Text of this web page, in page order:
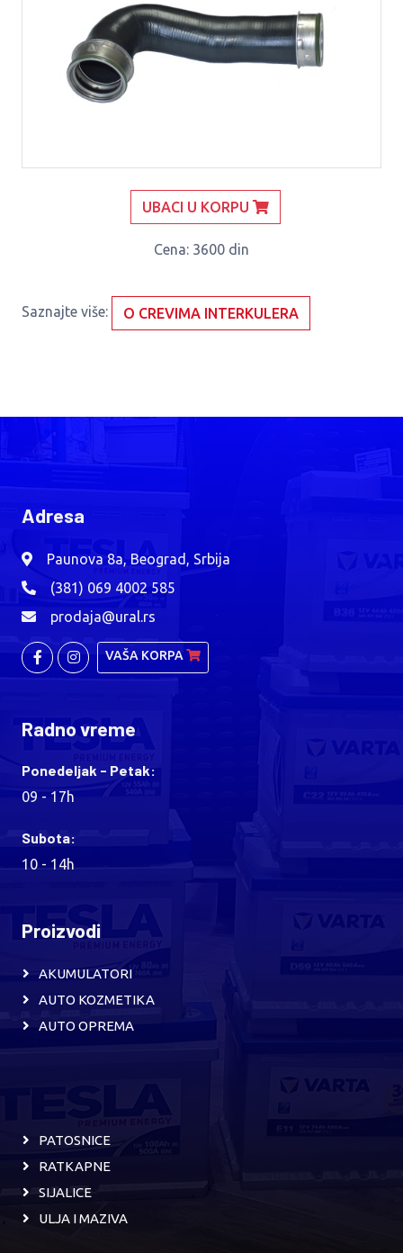
UBACI U KORPU
Cena: 3600 din
Saznajte više: O CREVIMA INTERKULERA
Adresa
Paunova 8a, Beograd, Srbija
(381) 069 4002 585
prodaja@ural.rs
VAŠA KORPA
Radno vreme
Ponedeljak - Petak:
09 - 17h
Subota:
10 - 14h
Proizvodi
AKUMULATORI
AUTO KOZMETIKA
AUTO OPREMA
PATOSNICE
RATKAPNE
SIJALICE
ULJA I MAZIVA